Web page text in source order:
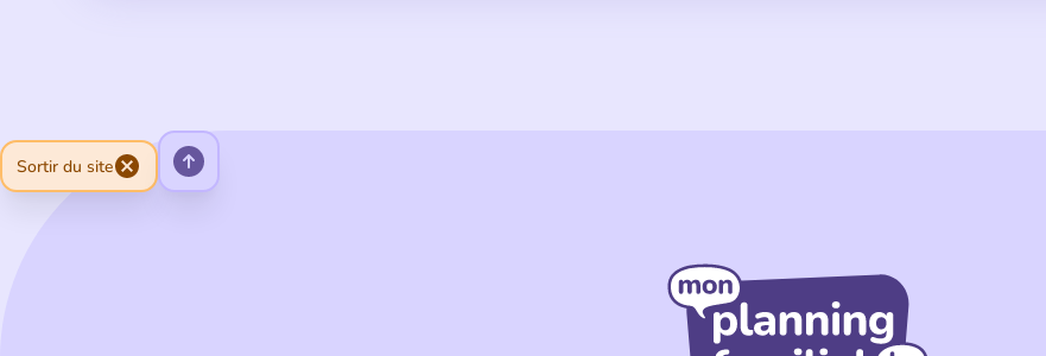
Sortir du site